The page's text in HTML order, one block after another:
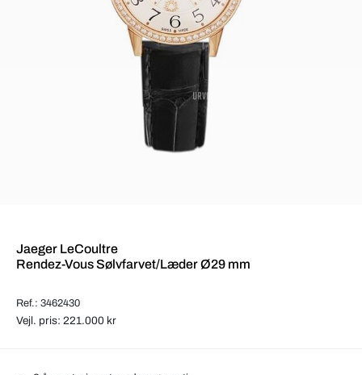
Jaeger LeCoultre
Rendez-Vous Sølvfarvet/Læder Ø29 mm
Ref.: 3462430
Vejl. pris: 221.000 kr